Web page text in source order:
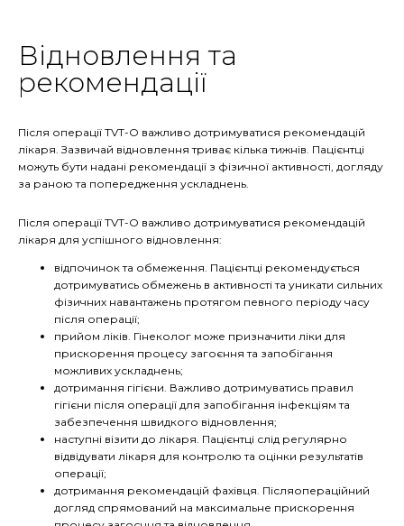
Відновлення та
рекомендації
Після операції TVT-О важливо дотримуватися рекомендацій
лікаря. Зазвичай відновлення триває кілька тижнів. Пацієнтці
можуть бути надані рекомендації з фізичної активності, догляду
за раною та попередження ускладнень.
Після операції TVT-O важливо дотримуватися рекомендацій
лікаря для успішного відновлення:
відпочинок та обмеження. Пацієнтці рекомендується
дотримуватись обмежень в активності та уникати сильних
фізичних навантажень протягом певного періоду часу
після операції;
прийом ліків. Гінеколог може призначити ліки для
прискорення процесу загоєння та запобігання
можливих ускладнень;
дотримання гігієни. Важливо дотримуватись правил
гігієни після операції для запобігання інфекціям та
забезпечення швидкого відновлення;
наступні візити до лікаря. Пацієнтці слід регулярно
відвідувати лікаря для контролю та оцінки результатів
операції;
дотримання рекомендацій фахівця. Післяопераційний
догляд спрямований на максимальне прискорення